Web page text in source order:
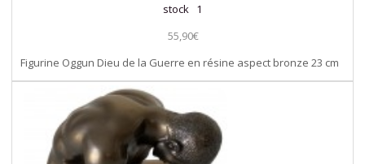
stock 1
55,90€
Figurine Oggun Dieu de la Guerre en résine aspect bronze 23 cm